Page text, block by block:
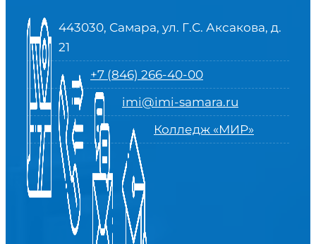
443030, Самара, ул. Г.С. Аксакова, д.
21
+7 (846) 266-40-00
imi@imi-samara.ru
Колледж «МИР»